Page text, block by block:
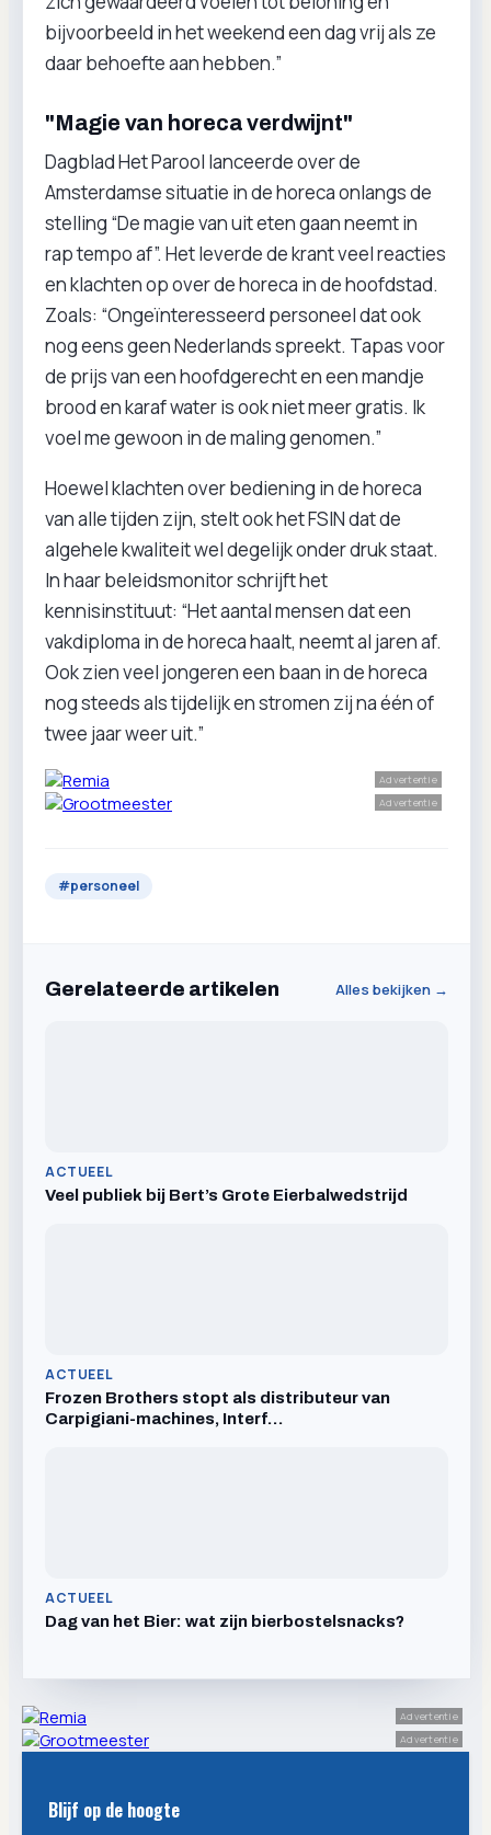
bijvoorbeeld in het weekend een dag vrij als ze
daar behoefte aan hebben.”
"Magie van horeca verdwijnt"
Dagblad Het Parool lanceerde over de
Amsterdamse situatie in de horeca onlangs de
stelling “De magie van uit eten gaan neemt in
rap tempo af”. Het leverde de krant veel reacties
en klachten op over de horeca in de hoofdstad.
Zoals: “Ongeïnteresseerd personeel dat ook
nog eens geen Nederlands spreekt. Tapas voor
de prijs van een hoofdgerecht en een mandje
brood en karaf water is ook niet meer gratis. Ik
voel me gewoon in de maling genomen.”
Hoewel klachten over bediening in de horeca
van alle tijden zijn, stelt ook het FSIN dat de
algehele kwaliteit wel degelijk onder druk staat.
In haar beleidsmonitor schrijft het
kennisinstituut: “Het aantal mensen dat een
vakdiploma in de horeca haalt, neemt al jaren af.
Ook zien veel jongeren een baan in de horeca
nog steeds als tijdelijk en stromen zij na één of
twee jaar weer uit.”
Advertentie
Advertentie
#personeel
Gerelateerde artikelen Alles bekijken →
ACTUEEL
Veel publiek bij Bert’s Grote Eierbalwedstrijd
ACTUEEL
Frozen Brothers stopt als distributeur van
Carpigiani-machines, Interf…
ACTUEEL
Dag van het Bier: wat zijn bierbostelsnacks?
Advertentie
Advertentie
Blijf op de hoogte